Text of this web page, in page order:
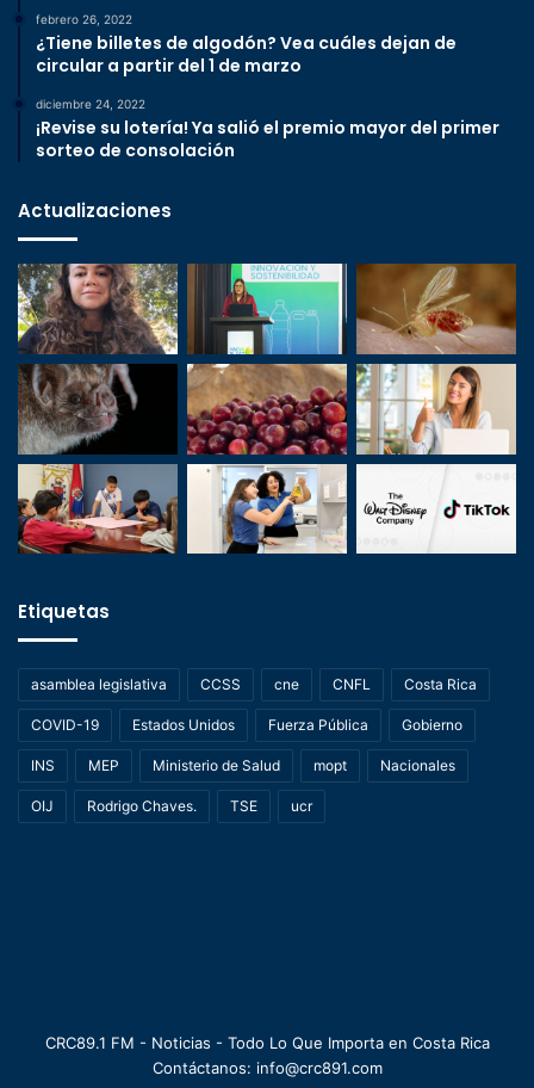
febrero 26, 2022
¿Tiene billetes de algodón? Vea cuáles dejan de
circular a partir del 1 de marzo
diciembre 24, 2022
¡Revise su lotería! Ya salió el premio mayor del primer
sorteo de consolación
Actualizaciones
Etiquetas
asamblea legislativa CCSS cne CNFL Costa Rica
COVID-19 Estados Unidos Fuerza Pública Gobierno
INS MEP Ministerio de Salud mopt Nacionales
OIJ Rodrigo Chaves. TSE ucr
CRC89.1 FM - Noticias - Todo Lo Que Importa en Costa Rica
Contáctanos: info@crc891.com